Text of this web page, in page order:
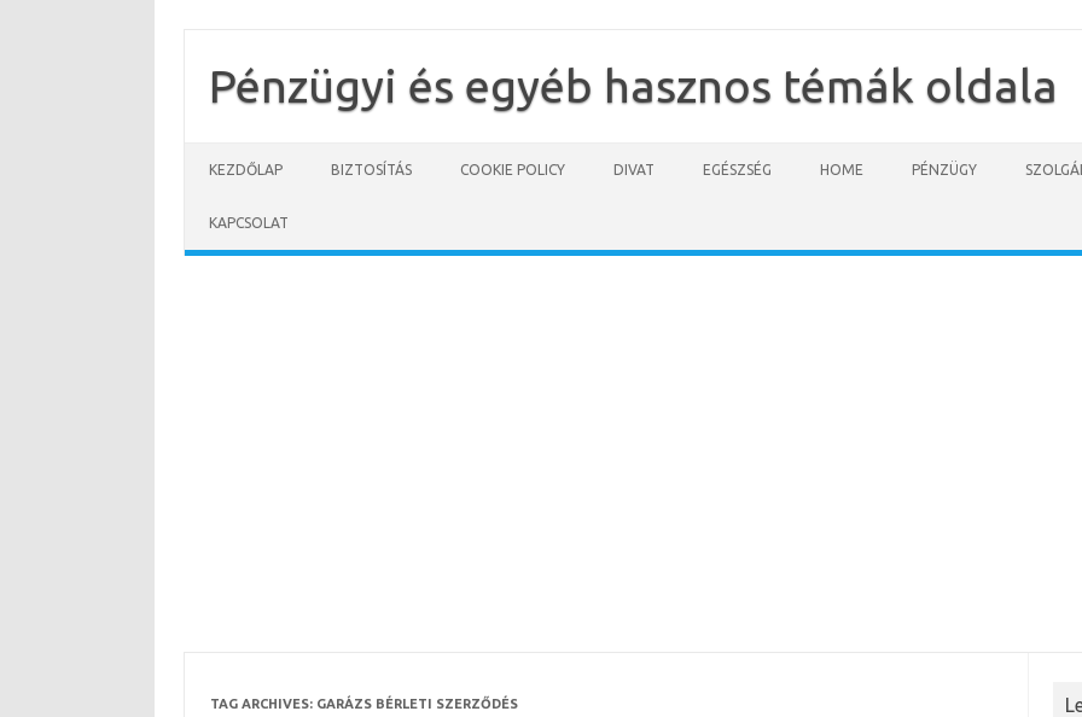
contentPénzügyi és egyéb hasznos témák oldala
KEZDŐLAP BIZTOSÍTÁS COOKIE POLICY DIVAT EGÉSZSÉG HOME PÉNZÜGY
KAPCSOLAT
TAG ARCHIVES: GARÁZS BÉRLETI SZERZŐDÉS